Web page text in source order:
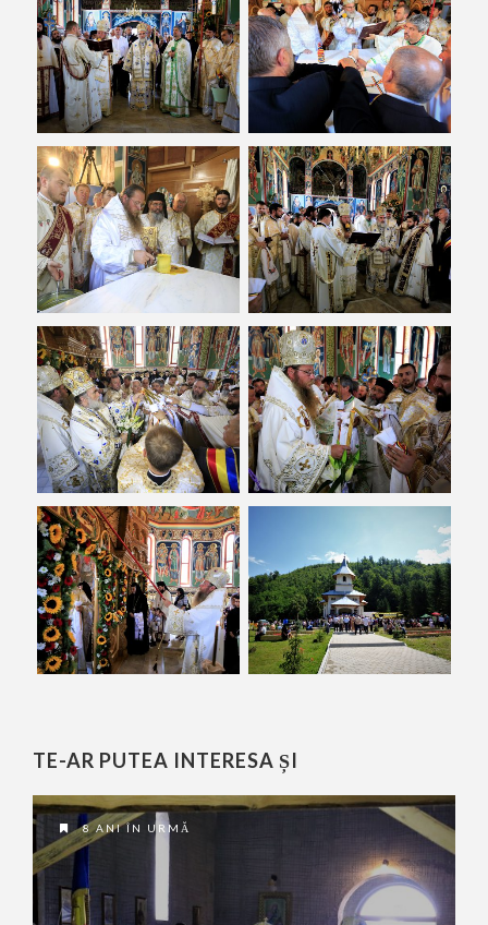
TE-AR PUTEA INTERESA ȘI
8 ANI ÎN URMĂ